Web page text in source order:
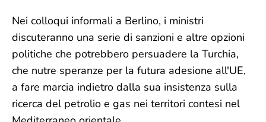
Nei colloqui informali a Berlino, i ministri
discuteranno una serie di sanzioni e altre opzioni
politiche che potrebbero persuadere la Turchia,
che nutre speranze per la futura adesione all'UE,
a fare marcia indietro dalla sua insistenza sulla
ricerca del petrolio e gas nei territori contesi nel